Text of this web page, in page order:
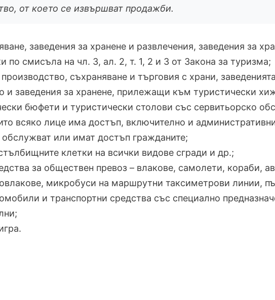
от което се извършват продажби.
заведения за хранене и развлечения, заведения за
по смисъла на чл. 3, ал. 2, т. 1, 2 и 3 от Закона за туризма;
съхраняване и търговия с храни,
и заведения за хранене, прилежащи към туристически
бюфети и туристически столови със сервитьорско
всяко лице има достъп, включително и
обслужват или имат достъп гражданите;
клетки на всички видове сгради и др.;
за обществен превоз – влакове, самолети, кораби,
микробуси на маршрутни таксиметрови линии,
и транспортни средства със специално